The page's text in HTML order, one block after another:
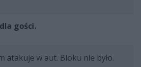
gości.
atakuje w aut. Bloku nie było.